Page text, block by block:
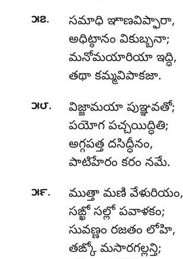
౫౭. సమాధి ఞాణవిప్ఫారా,
అధిట్ఠానం వికుబ్బనా;
మనోమయారియా ఇద్ధి,
తథా కమ్మవిపాకజా.
౫౮.
విజ్జామయా పుఞ్ఞవతో;
పయోగ పచ్చయిద్ధితి;
అగ్గపత్త దసిద్ధీనం,
పాటిహేరం కరం నమే.
౫౯. ముత్తా మణి వేళురియం,
సఙ్ఖో సల్లో పవాళకం;
సువణ్ణం రజతం లోహి,
తఙ్కో మసారగల్లన్తి;